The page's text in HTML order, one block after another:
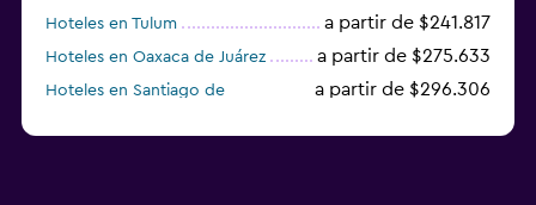
Hoteles en Tulum a partir de $241.817
Hoteles en Oaxaca de Juárez a partir de $275.633
Hoteles en Santiago de
a partir de $296.306